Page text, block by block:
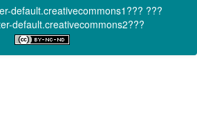
default.creativecommons1??? ???
default.creativecommons2???